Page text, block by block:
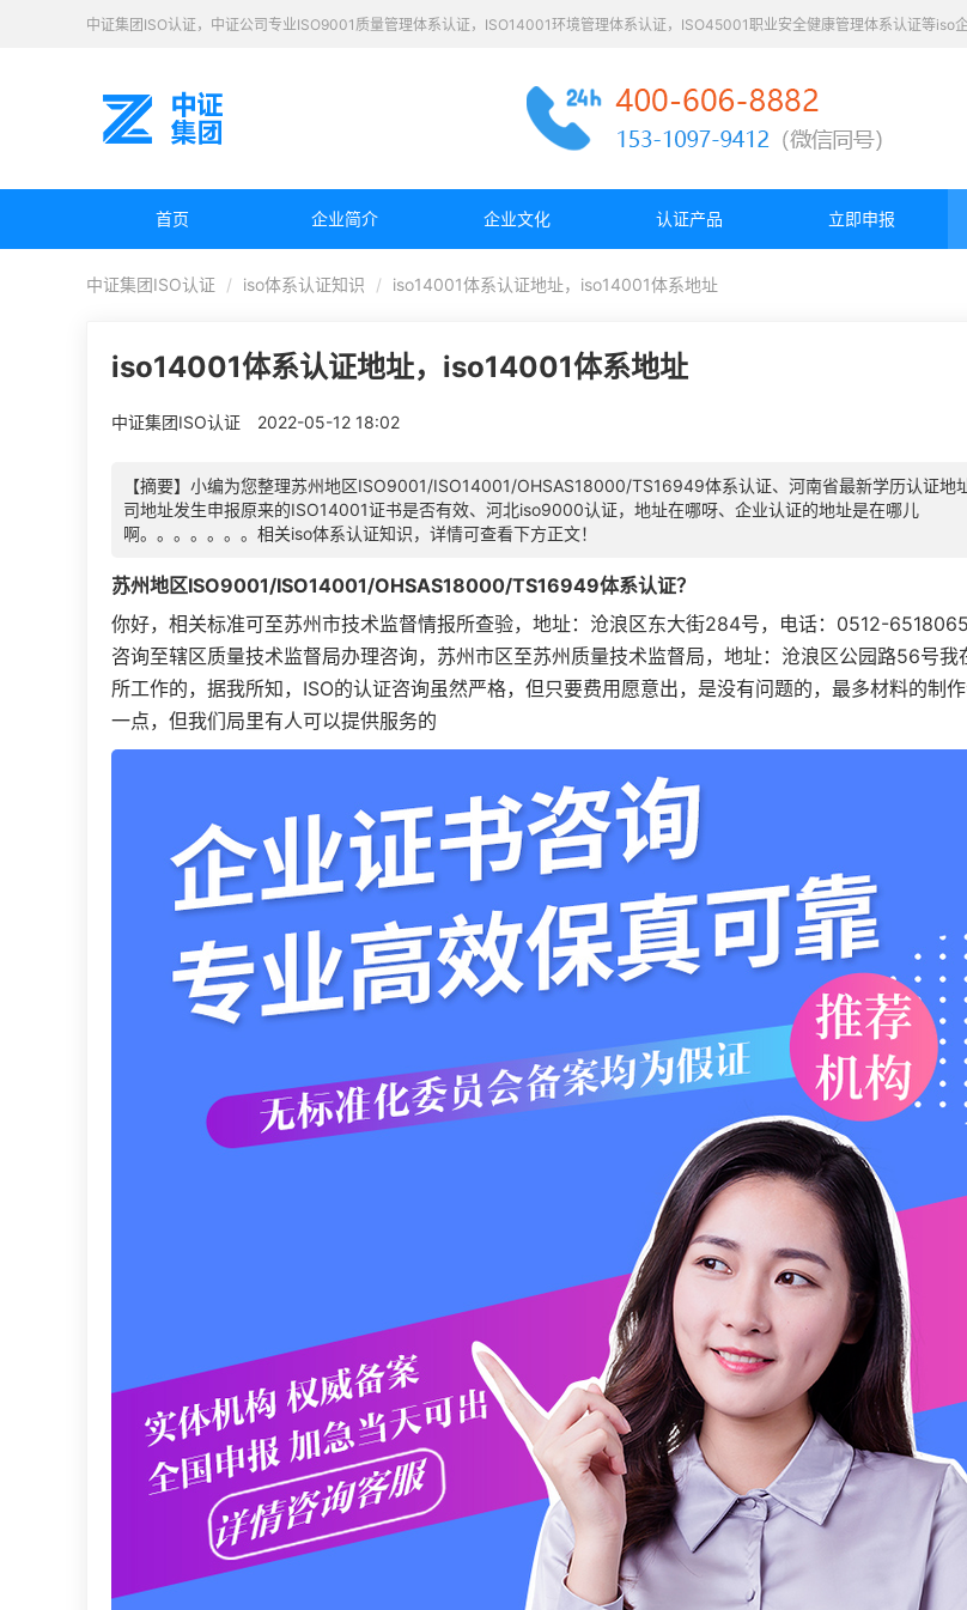
中证集团ISO认证，中证公司专业ISO9001质量管理体系认证，ISO14001环境管理体系认证，ISO45001职业安全健康管理体系认证等iso
首页 企业简介 企业文化 认证产品 立即申报
中证集团ISO认证 iso体系认证知识 iso14001体系认证地址，iso14001体系地址
iso14001体系认证地址，iso14001体系地址
中证集团ISO认证 2022-05-12 18:02
【摘要】小编为您整理苏州地区ISO9001/ISO14001/OHSAS18000/TS16949体系认证、河南省最新学历认证地
司地址发生申报原来的ISO14001证书是否有效、河北iso9000认证，地址在哪呀、企业认证的地址是在哪儿
啊。。。。。。。相关iso体系认证知识，详情可查看下方正文！
苏州地区ISO9001/ISO14001/OHSAS18000/TS16949体系认证？
你好，相关标准可至苏州市技术监督情报所查验，地址：沧浪区东大街284号，电话：0512-
咨询至辖区质量技术监督局办理咨询，苏州市区至苏州质量技术监督局，地址：沧浪区公园路56号我
所工作的，据我所知，ISO的认证咨询虽然严格，但只要费用愿意出，是没有问题的，最多材料的制
一点，但我们局里有人可以提供服务的